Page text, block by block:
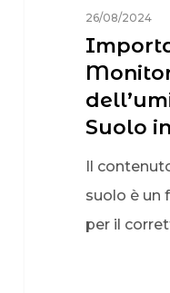
26/08/2024
Suolo
Il
suolo è un
per il